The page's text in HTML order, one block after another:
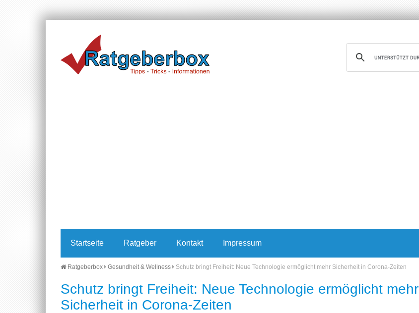
Startseite Ratgeber Kontakt Impressum
Ratgeberbox Gesundheit & Wellness Schutz bringt Freiheit: Neue Technologie ermöglicht mehr Sicherheit in Corona-Zeiten
Schutz bringt Freiheit: Neue Technologie ermöglicht mehr
Sicherheit in Corona-Zeiten